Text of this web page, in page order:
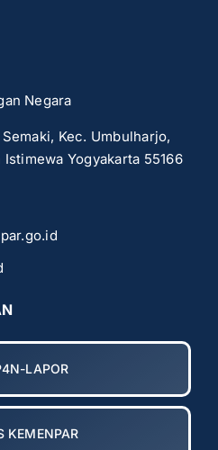
Negara
Kec. Umbulharjo,
Yogyakarta 55166
LAPOR
KEMENPAR